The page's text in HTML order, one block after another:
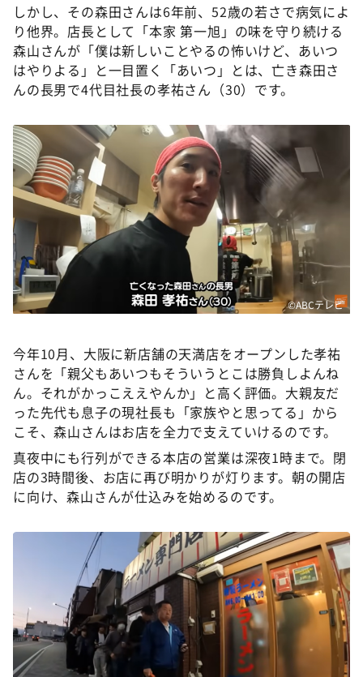
しかし、その森田さんは6年前、52歳の若さで病気によ
り他界。店長として「本家 第一旭」の味を守り続ける
森山さんが「僕は新しいことやるの怖いけど、あいつ
はやりよる」と一目置く「あいつ」とは、亡き森田さ
んの長男で4代目社長の孝祐さん（30）です。
©ABCテレビ
今年10月、大阪に新店舗の天満店をオープンした孝祐
さんを「親父もあいつもそういうとこは勝負しよんね
ん。それがかっこええやんか」と高く評価。大親友だ
った先代も息子の現社長も「家族やと思ってる」から
こそ、森山さんはお店を全力で支えていけるのです。
真夜中にも行列ができる本店の営業は深夜1時まで。閉
店の3時間後、お店に再び明かりが灯ります。朝の開店
に向け、森山さんが仕込みを始めるのです。